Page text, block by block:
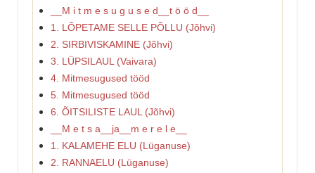
__M i t m e s u g u s e d__t ö ö d__
1. LÕPETAME SELLE PÕLLU (Jõhvi)
2. SIRBIVISKAMINE (Jõhvi)
3. LÜPSILAUL (Vaivara)
4. Mitmesugused tööd
5. Mitmesugused tööd
6. ÕITSILISTE LAUL (Jõhvi)
__M e t s a__ja__m e r e l e__
1. KALAMEHE ELU (Lüganuse)
2. RANNAELU (Lüganuse)